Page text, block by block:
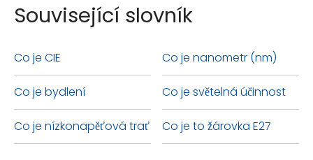
Související slovník
Co je CIE
Co je bydlení
Co je nízkonapěťová trať
Co je nanometr (nm)
Co je světelná účinnost
Co je to žárovka E27